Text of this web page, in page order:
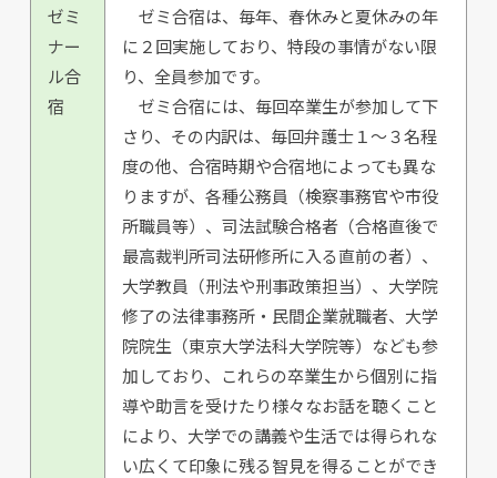
ゼミ
ナー
ル合
宿
ゼミ合宿は、毎年、春休みと夏休みの年
に２回実施しており、特段の事情がない限
り、全員参加です。
ゼミ合宿には、毎回卒業生が参加して下
さり、その内訳は、毎回弁護士１〜３名程
度の他、合宿時期や合宿地によっても異な
りますが、各種公務員（検察事務官や市役
所職員等）、司法試験合格者（合格直後で
最高裁判所司法研修所に入る直前の者）、
大学教員（刑法や刑事政策担当）、大学院
修了の法律事務所・民間企業就職者、大学
院院生（東京大学法科大学院等）なども参
加しており、これらの卒業生から個別に指
導や助言を受けたり様々なお話を聴くこと
により、大学での講義や生活では得られな
い広くて印象に残る智見を得ることができ